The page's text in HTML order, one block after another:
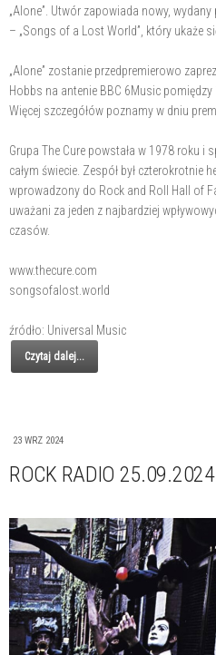
„Alone”. Utwór zapowiada nowy,
– „Songs of a Lost World”, który ukaże
„Alone” zostanie przedpremierowo
Hobbs na antenie BBC 6Music
Więcej szczegółów poznamy w dniu
Grupa The Cure powstała w 1978 roku i
całym świecie. Zespół był czterokrotnie
wprowadzony do Rock and Roll Hall of
uważani za jeden z najbardziej
czasów.
www.thecure.com
songsofalost.world
źródło: Universal Music
Czytaj dalej...
23 WRZ 2024
ROCK RADIO